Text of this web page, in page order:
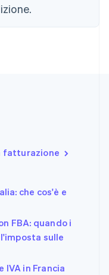
fatturazione
che cos'è e
FBA: quando i
sulle
in Francia